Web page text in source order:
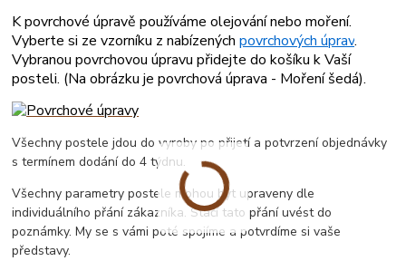
K povrchové úpravě používáme olejování nebo moření.
Vyberte si ze vzorníku z nabízenýchpovrchových úprav.
Vybranou povrchovou úpravu přidejte do košíku k Vaší
posteli. (Na obrázku je povrchová úprava - Moření šedá).
Všechny postele jdou do vyroby po přijetí a potvrzení objednávky
s termínem dodání do 4 týdnu.
Všechny parametry postele mohou být upraveny dle
individuálního přání zákazníka. Stačí tato přání uvést do
poznámky. My se s vámi poté spojíme a potvrdíme si vaše
představy.